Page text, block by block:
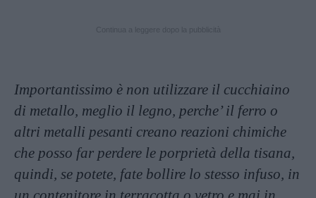
Importantissimo è non utilizzare il cucchiaino
di metallo, meglio il legno, perche’ il ferro o
altri metalli pesanti creano reazioni chimiche
che posso far perdere le porprietà della tisana,
quindi, se potete, fate bollire lo stesso infuso, in